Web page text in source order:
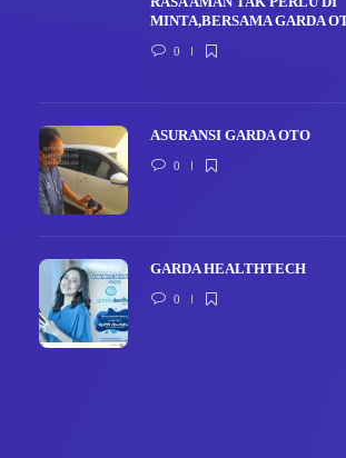
MINTA,BERSAMA GARDA
0
ASURANSI GARDA OTO
0
GARDA HEALTHTECH
0